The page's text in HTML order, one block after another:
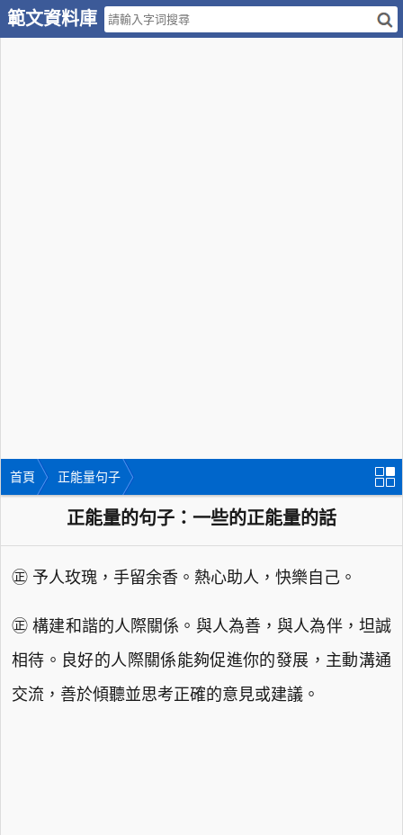
範文資料庫
首頁 正能量句子
正能量的句子：一些的正能量的話
㊣ 予人玫瑰，手留余香。熱心助人，快樂自己。
㊣ 構建和諧的人際關係。與人為善，與人為伴，坦誠
相待。良好的人際關係能夠促進你的發展，主動溝通
交流，善於傾聽並思考正確的意見或建議。